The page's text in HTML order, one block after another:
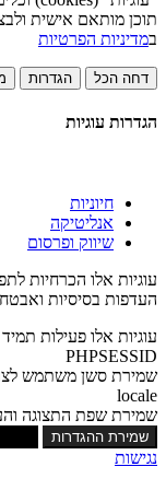
תוכן מותאם אישית
במדיניות הפרטיות
דחה הכל הגדרות
הגדרות עוגיות
חיוניות
אנליטיקה
שיווק ופרסום
עוגיות אלו הכרחיות
העדפות בסיסיות
עוגיות אלו פעילות
PHPSESSID
שמירת סשן משתמש
locale
שמירת שפת התצוגה
שמירת ההגדרות
נגישות